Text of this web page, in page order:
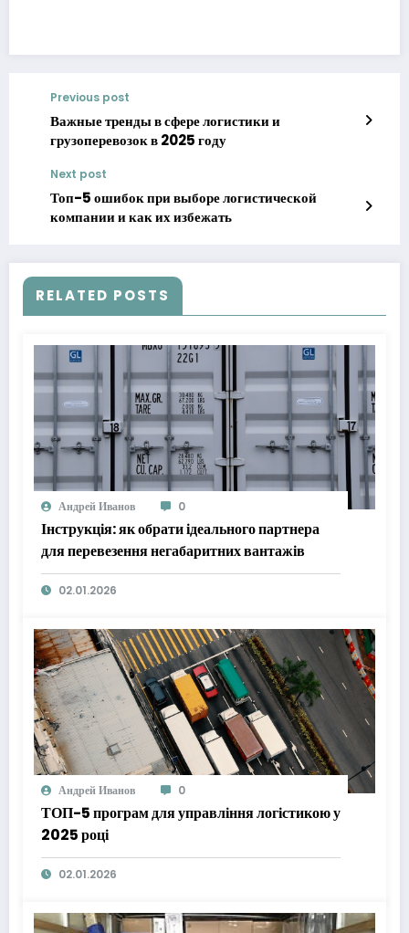
Previous post
Важные тренды в сфере логистики и
грузоперевозок в 2025 году
Next post
Топ-5 ошибок при выборе логистической
компании и как их избежать
RELATED POSTS
Андрей Иванов 0
Інструкція: як обрати ідеального партнера
для перевезення негабаритних вантажів
02.01.2026
Андрей Иванов 0
ТОП-5 програм для управління логістикою у
2025 році
02.01.2026